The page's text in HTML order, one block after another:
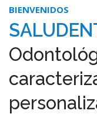
BIENVENIDOS